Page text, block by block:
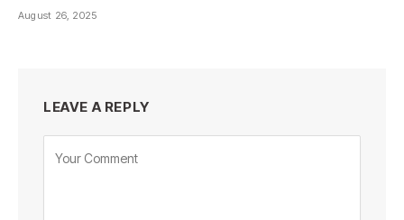
August 26, 2025
LEAVE A REPLY